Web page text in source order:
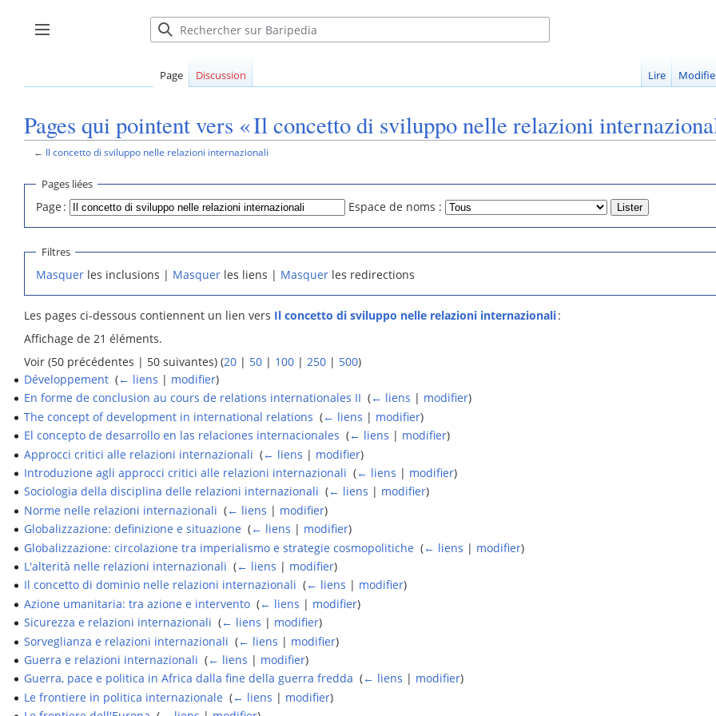
au Afficher / masquer la barre latérale
Page Discussion Lire
Pages qui pointent vers « Il concetto di sviluppo nelle relazioni
← Il concetto di sviluppo nelle relazioni internazionali
Pages liées
Page : Espace de noms :
Filtres
Masquer les inclusions | Masquer les liens | Masquer les redirections
Les pages ci-dessous contiennent un lien vers Il concetto di sviluppo nelle relazioni internazionali:
Affichage de 21 éléments.
Voir (50 précédentes | 50 suivantes) (20 | 50 | 100 | 250 | 500)
Développement (← liens | modifier)
En forme de conclusion au cours de relations internationales II (← liens | modifier)
The concept of development in international relations (← liens | modifier)
El concepto de desarrollo en las relaciones internacionales (← liens | modifier)
Approcci critici alle relazioni internazionali (← liens | modifier)
Introduzione agli approcci critici alle relazioni internazionali (← liens | modifier)
Sociologia della disciplina delle relazioni internazionali (← liens | modifier)
Norme nelle relazioni internazionali (← liens | modifier)
Globalizzazione: definizione e situazione (← liens | modifier)
Globalizzazione: circolazione tra imperialismo e strategie cosmopolitiche (← liens | modifier)
L'alterità nelle relazioni internazionali (← liens | modifier)
Il concetto di dominio nelle relazioni internazionali (← liens | modifier)
Azione umanitaria: tra azione e intervento (← liens | modifier)
Sicurezza e relazioni internazionali (← liens | modifier)
Sorveglianza e relazioni internazionali (← liens | modifier)
Guerra e relazioni internazionali (← liens | modifier)
Guerra, pace e politica in Africa dalla fine della guerra fredda (← liens | modifier)
Le frontiere in politica internazionale (← liens | modifier)